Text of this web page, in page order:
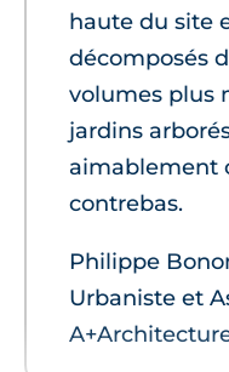
haute du site
décomposés
volumes plus
jardins
aimablement
contrebas.
Philippe
Urbaniste et